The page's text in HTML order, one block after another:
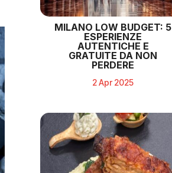
MILANO LOW BUDGET: 5
ESPERIENZE
AUTENTICHE E
GRATUITE DA NON
PERDERE
2 Apr 2025